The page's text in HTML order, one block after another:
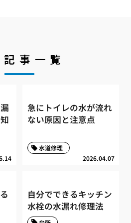
事一覧
急にトイレの水が流れ
ない原因と注意点
2026.04.07
水道修理
自分でできるキッチン
水栓の水漏れ修理法